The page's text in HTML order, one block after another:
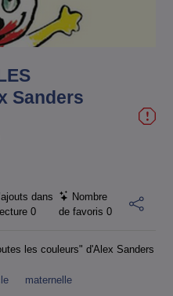
Sanders
dans
0
Nombre
de favoris 0
les couleurs" d'Alex Sanders
maternelle